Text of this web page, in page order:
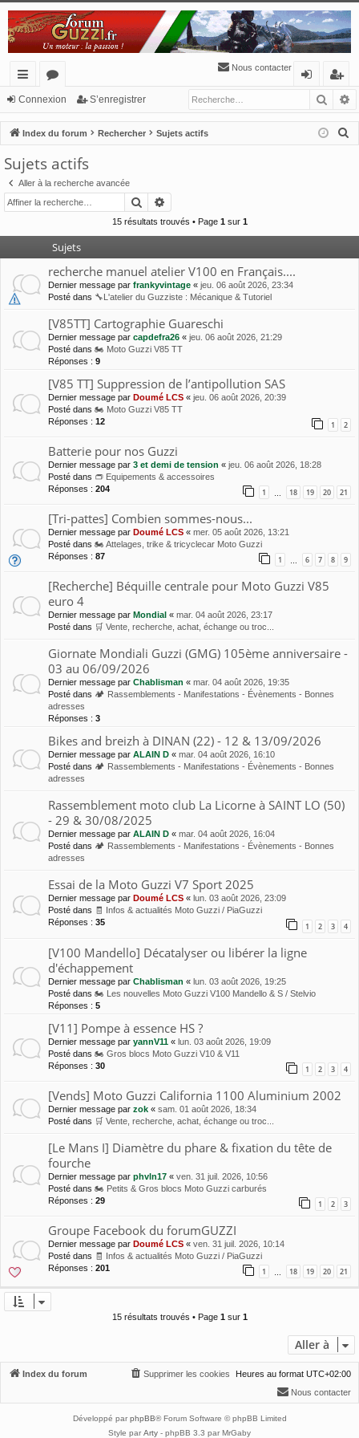
cc
ès
ra
pi
de
or
u
m
Nous contacter
n
ne
’e
nr
eg
Connexion S’enregistrer
Index du forum Rechercher Sujets actifs
c
Sujets actifs
Aller à la recherche avancée
Rechercher
15 résultats trouvés • Page 1sur 1
Sujets
recherche manuel atelier V100 en Français....
Dernier message par frankyvintage « jeu. 06 août 2026, 23:34
Posté dans 🔧L'atelier du Guzziste : Mécanique & Tutoriel
[V85TT] Cartographie Guareschi
Dernier message par capdefra26 « jeu. 06 août 2026, 21:29
Posté dans 🏍 Moto Guzzi V85 TT
Réponses : 9
[V85 TT] Suppression de l’antipollution SAS
Dernier message par Doumé LCS « jeu. 06 août 2026, 20:39
Posté dans 🏍 Moto Guzzi V85 TT
Réponses : 12 1 2
Batterie pour nos Guzzi
Dernier message par 3 et demi de tension « jeu. 06 août 2026, 18:28
Posté dans 👝 Equipements & accessoires
Réponses : 204 1 … 18 19 20 21
[Tri-pattes] Combien sommes-nous...
Dernier message par Doumé LCS « mer. 05 août 2026, 13:21
Posté dans 🏍 Attelages, trike & tricyclecar Moto Guzzi
Réponses : 87 1 … 6 7 8 9
[Recherche] Béquille centrale pour Moto Guzzi V85
euro 4
Dernier message par Mondial « mar. 04 août 2026, 23:17
Posté dans 🛒 Vente, recherche, achat, échange ou troc...
Giornate Mondiali Guzzi (GMG) 105ème anniversaire -
03 au 06/09/2026
Dernier message par Chablisman « mar. 04 août 2026, 19:35
Posté dans 🏕 Rassemblements - Manifestations - Évènements - Bonnes
adresses
Réponses : 3
Bikes and breizh à DINAN (22) - 12 & 13/09/2026
Dernier message par ALAIN D « mar. 04 août 2026, 16:10
Posté dans 🏕 Rassemblements - Manifestations - Évènements - Bonnes
adresses
Rassemblement moto club La Licorne à SAINT LO (50)
- 29 & 30/08/2025
Dernier message par ALAIN D « mar. 04 août 2026, 16:04
Posté dans 🏕 Rassemblements - Manifestations - Évènements - Bonnes
adresses
Essai de la Moto Guzzi V7 Sport 2025
Dernier message par Doumé LCS « lun. 03 août 2026, 23:09
Posté dans 🧾 Infos & actualités Moto Guzzi / PiaGuzzi
Réponses : 35 1 2 3 4
[V100 Mandello] Décatalyser ou libérer la ligne
d'échappement
Dernier message par Chablisman « lun. 03 août 2026, 19:25
Posté dans 🏍 Les nouvelles Moto Guzzi V100 Mandello & S / Stelvio
Réponses : 5
[V11] Pompe à essence HS ?
Dernier message par yannV11 « lun. 03 août 2026, 19:09
Posté dans 🏍 Gros blocs Moto Guzzi V10 & V11
Réponses : 30 1 2 3 4
[Vends] Moto Guzzi California 1100 Aluminium 2002
Dernier message par zok « sam. 01 août 2026, 18:34
Posté dans 🛒 Vente, recherche, achat, échange ou troc...
[Le Mans I] Diamètre du phare & fixation du tête de
fourche
Dernier message par phvln17 « ven. 31 juil. 2026, 10:56
Posté dans 🏍 Petits & Gros blocs Moto Guzzi carburés
Réponses : 29 1 2 3
Groupe Facebook du forumGUZZI
Dernier message par Doumé LCS « ven. 31 juil. 2026, 10:14
Posté dans 🧾 Infos & actualités Moto Guzzi / PiaGuzzi
Réponses : 201 1 18 19 20 21
15 résultats trouvés • Page 1sur 1
Aller à
Index du forum Heures au format UTC+02:00
Supprimer les cookies
Nous contacter
Développé par phpBB® Forum Software © phpBB Limited
Style par Arty - phpBB 3.3 par MrGaby